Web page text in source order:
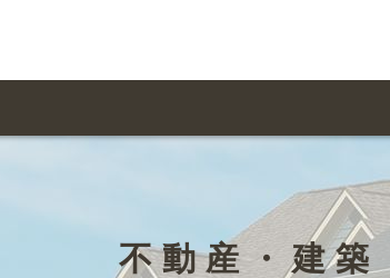
住まい・暮らし
料金一
オリ
不動産・建築